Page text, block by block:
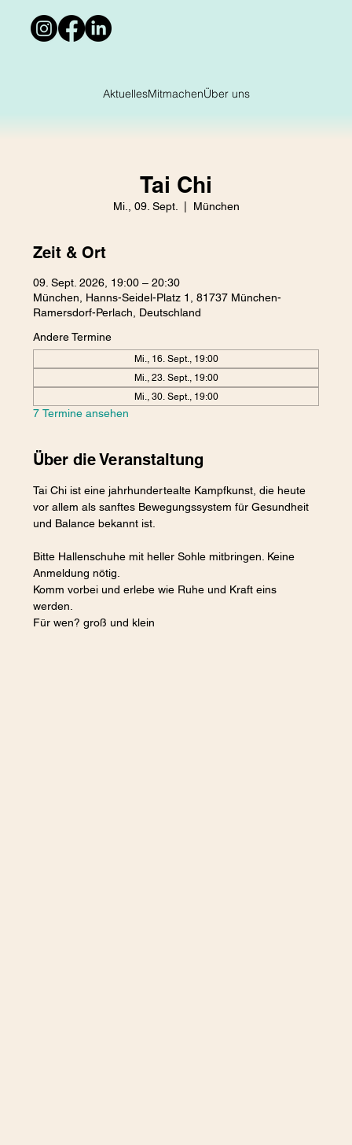
AktuellesMitmachenÜber uns
Tai Chi
Mi., 09. Sept.
  |
München
Zeit & Ort
09. Sept. 2026, 19:00 – 20:30
München, Hanns-Seidel-Platz 1, 81737 München-
Ramersdorf-Perlach, Deutschland
Andere Termine
Mi., 16. Sept., 19:00
Mi., 23. Sept., 19:00
Mi., 30. Sept., 19:00
7 Termine ansehen
Über die Veranstaltung
Tai Chi ist eine jahrhundertealte Kampfkunst, die heute
vor allem als sanftes Bewegungssystem für Gesundheit
und Balance bekannt ist.
Bitte Hallenschuhe mit heller Sohle mitbringen. Keine
Anmeldung nötig.
Komm vorbei und erlebe wie Ruhe und Kraft eins
werden.
Für wen? groß und klein